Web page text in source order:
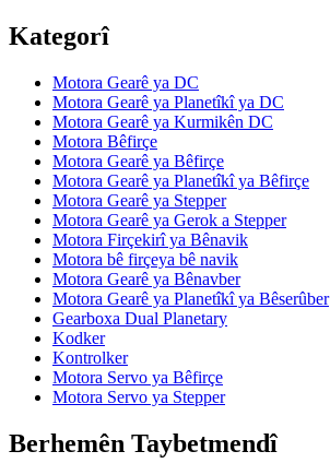
Kategorî
Motora Gearê ya DC
Motora Gearê ya Planetîkî ya DC
Motora Gearê ya Kurmikên DC
Motora Bêfirçe
Motora Gearê ya Bêfirçe
Motora Gearê ya Planetîkî ya Bêfirçe
Motora Gearê ya Stepper
Motora Gearê ya Gerok a Stepper
Motora Firçekirî ya Bênavik
Motora bê firçeya bê navik
Motora Gearê ya Bênavber
Motora Gearê ya Planetîkî ya Bêserûber
Gearboxa Dual Planetary
Kodker
Kontrolker
Motora Servo ya Bêfirçe
Motora Servo ya Stepper
Berhemên Taybetmendî